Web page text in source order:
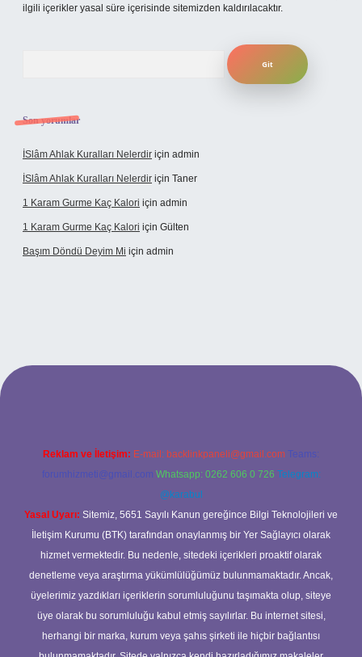
ilgili içerikler yasal süre içerisinde sitemizden kaldırılacaktır.
Son yorumlar
İSlâm Ahlak Kuralları Nelerdir için admin
İSlâm Ahlak Kuralları Nelerdir için Taner
1 Karam Gurme Kaç Kalori için admin
1 Karam Gurme Kaç Kalori için Gülten
Başım Döndü Deyim Mi için admin
Reklam ve İletişim: E-mail: backlinkpaneli@gmail.com Teams:
forumhizmeti@gmail.com Whatsapp: 0262 606 0 726 Telegram:
@karabul
Yasal Uyarı: Sitemiz, 5651 Sayılı Kanun gereğince Bilgi Teknolojileri ve
İletişim Kurumu (BTK) tarafından onaylanmış bir Yer Sağlayıcı olarak
hizmet vermektedir. Bu nedenle, sitedeki içerikleri proaktif olarak
denetleme veya araştırma yükümlülüğümüz bulunmamaktadır. Ancak,
üyelerimiz yazdıkları içeriklerin sorumluluğunu taşımakta olup, siteye
üye olarak bu sorumluluğu kabul etmiş sayılırlar. Bu internet sitesi,
herhangi bir marka, kurum veya şahıs şirketi ile hiçbir bağlantısı